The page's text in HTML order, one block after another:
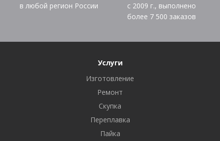
в любой регион России
с 2009 г., выполнено
более 7 500 заказов
Услуги
Изготовление
Ремонт
Скупка
Переплавка
Пайка